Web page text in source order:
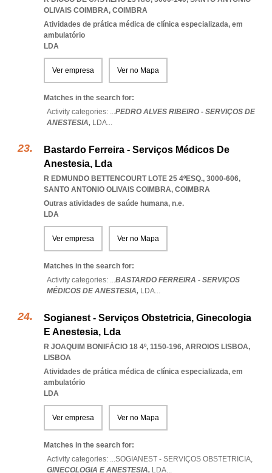
OLIVAIS COIMBRA, COIMBRA
Atividades de prática médica de clínica especializada, em
ambulatório
LDA
Ver empresa Ver no Mapa
Matches in the search for:
Activity categories: ...PEDRO ALVES RIBEIRO - SERVIÇOS DE
ANESTESIA, LDA...
Bastardo Ferreira - Serviços Médicos De
Anestesia, Lda
R EDMUNDO BETTENCOURT LOTE 25 4ºESQ., 3000-606,
SANTO ANTONIO OLIVAIS COIMBRA, COIMBRA
Outras atividades de saúde humana, n.e.
LDA
Ver empresa Ver no Mapa
Matches in the search for:
Activity categories: ...BASTARDO FERREIRA - SERVIÇOS
MÉDICOS DE ANESTESIA, LDA...
Sogianest - Serviços Obstetricia, Ginecologia
E Anestesia, Lda
R JOAQUIM BONIFÁCIO 18 4º, 1150-196, ARROIOS LISBOA,
LISBOA
Atividades de prática médica de clínica especializada, em
ambulatório
LDA
Ver empresa Ver no Mapa
Matches in the search for:
Activity categories: ...SOGIANEST - SERVIÇOS OBSTETRICIA,
GINECOLOGIA E ANESTESIA, LDA...